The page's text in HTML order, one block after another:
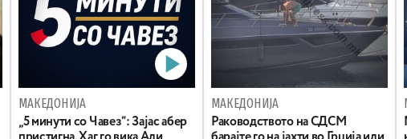
МАКЕДОНИЈА
„5 минути со Чавез“: Зајас абер
МАКЕДОНИЈА
Раководството на СДСМ